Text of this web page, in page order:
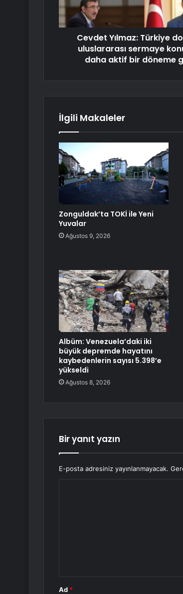
Cevdet Yılmaz: Türkiye
uluslararası sermaye
daha aktif bir döneme
İlgili Makaleler
Zonguldak’ta TOKİ ile Yeni
Yuvalar
Ağustos 9, 2026
Albüm: Venezuela’daki iki
büyük depremde hayatını
kaybedenlerin sayısı 5.398’e
yükseldi
Ağustos 8, 2026
Bir yanıt yazın
E-posta adresiniz yayınlanmayacak.
Ad *